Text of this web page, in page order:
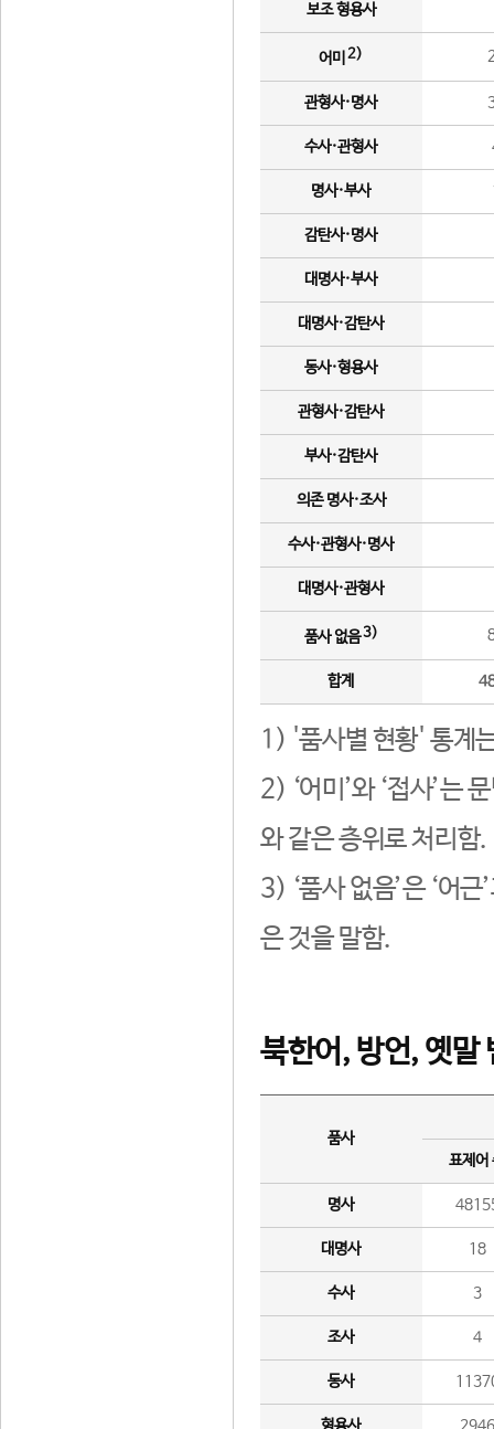
보조 형용사
어미 2)
관형사·명사
수사·관형사
명사·부사
감탄사·명사
대명사·부사
대명사·감탄사
동사·형용사
관형사·감탄사
부사·감탄사
의존 명사·조사
수사·관형사·명사
대명사·관형사
품사 없음3)
합계
1) '품사별 현황' 통계
2) ‘어미’와 ‘접사’는
와 같은 층위로 처리함.
3) ‘품사 없음’은 ‘어
은 것을 말함.
북한어, 방언, 옛말
품사
표제어
명사
대명사 18
수사 3
조사 4
동사
형용사 2946